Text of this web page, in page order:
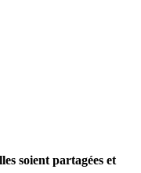
soient partagées et